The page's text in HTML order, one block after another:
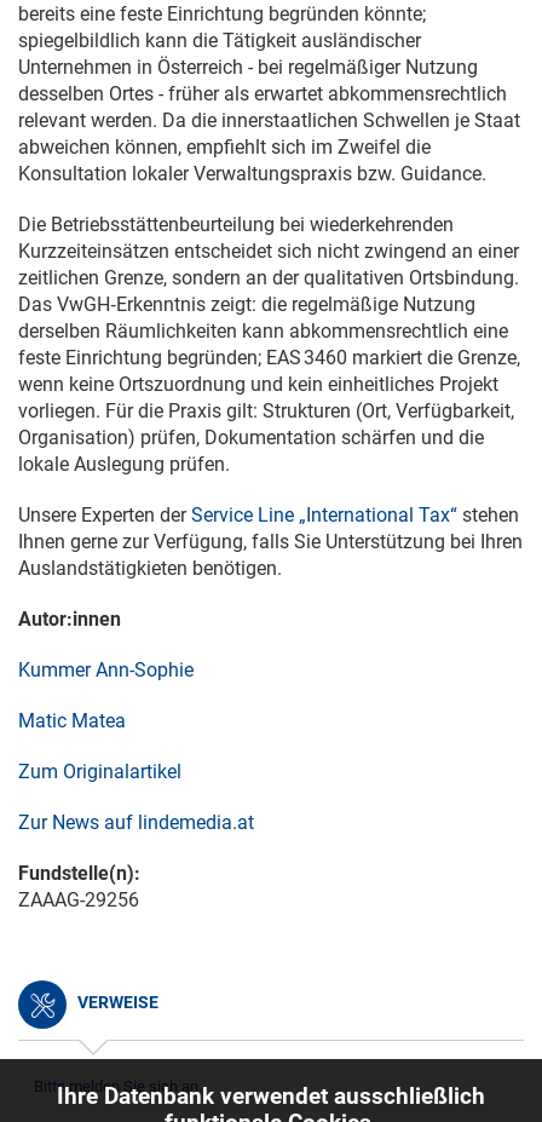
bereits eine feste Einrichtung begründen könnte;
spiegelbildlich kann die Tätigkeit ausländischer
Unternehmen in Österreich - bei regelmäßiger Nutzung
desselben Ortes - früher als erwartet abkommensrechtlich
relevant werden. Da die innerstaatlichen Schwellen je Staat
abweichen können, empfiehlt sich im Zweifel die
Konsultation lokaler Verwaltungspraxis bzw. Guidance.
Die Betriebsstättenbeurteilung bei wiederkehrenden
Kurzzeiteinsätzen entscheidet sich nicht zwingend an einer
zeitlichen Grenze, sondern an der qualitativen Ortsbindung.
Das VwGH‑Erkenntnis zeigt: die regelmäßige Nutzung
derselben Räumlichkeiten kann abkommensrechtlich eine
feste Einrichtung begründen; EAS 3460 markiert die Grenze,
wenn keine Ortszuordnung und kein einheitliches Projekt
vorliegen. Für die Praxis gilt: Strukturen (Ort, Verfügbarkeit,
Organisation) prüfen, Dokumentation schärfen und die
lokale Auslegung prüfen.
Unsere Experten derService Line „International Tax“ stehen
Ihnen gerne zur Verfügung, falls Sie Unterstützung bei Ihren
Auslandstätigkieten benötigen.
Autor:innen
Kummer Ann-Sophie
Matic Matea
Zum Originalartikel
Zur News auf lindemedia.at
Fundstelle(n):
ZAAAG-29256
VERWEISE
Bitte melden Sie sich an.
Ihre Datenbank verwendet ausschließlich